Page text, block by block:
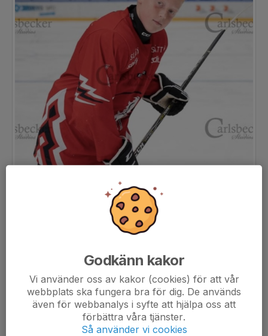
Godkänn kakor
Vi använder oss av kakor (cookies) för att vår
webbplats ska fungera bra för dig. De används
även för webbanalys i syfte att hjälpa oss att
förbättra våra tjänster.
Så använder vi cookies